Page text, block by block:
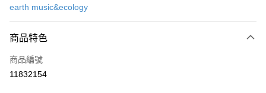
3 期 0 利率 每期
合作金庫商業銀行
上海商業儲蓄銀行
超商取貨付款
LINE Pay
earth music&ecology
商品特色
商品編號
11832154